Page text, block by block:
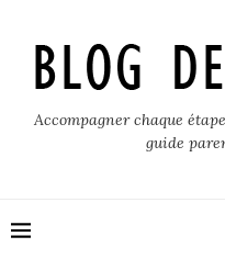
Accompagner chaque
guide